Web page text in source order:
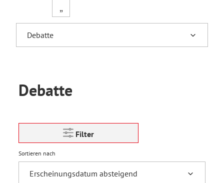
„
Debatte
Filter
Sortieren nach